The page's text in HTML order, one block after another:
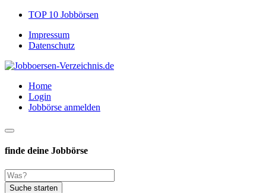
TOP 10 Jobbörsen
Impressum
Datenschutz
Home
Login
Jobbörse anmelden
finde deine Jobbörse
Suche starten